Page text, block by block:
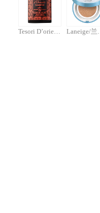
Tesori D’oriente/东方宝石土耳其精油皂150g